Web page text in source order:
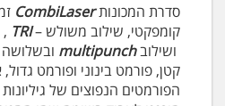
סדרת המכונותCombiLaser
קומפקטי, שילוב משולש –TRI
,
ושילובmultipunch ובשלושה
קטן, פורמט בינוני ופורמט
הפורמטים הנפוצים של